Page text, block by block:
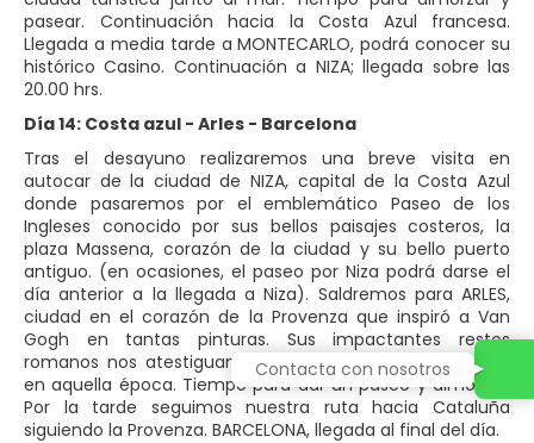
pasear. Continuación hacia la Costa Azul francesa.
Llegada a media tarde a MONTECARLO, podrá conocer su
histórico Casino. Continuación a NIZA; llegada sobre las
20.00 hrs.
Día 14: Costa azul - Arles - Barcelona
Tras el desayuno realizaremos una breve visita en
autocar de la ciudad de NIZA, capital de la Costa Azul
donde pasaremos por el emblemático Paseo de los
Ingleses conocido por sus bellos paisajes costeros, la
plaza Massena, corazón de la ciudad y su bello puerto
antiguo. (en ocasiones, el paseo por Niza podrá darse el
día anterior a la llegada a Niza). Saldremos para ARLES,
ciudad en el corazón de la Provenza que inspiró a Van
Gogh en tantas pinturas. Sus impactantes restos
romanos nos atestiguan la importancia de esta ciudad
en aquella época. Tiempo para dar un paseo y almorzar.
Por la tarde seguimos nuestra ruta hacia Cataluña
siguiendo la Provenza. BARCELONA, llegada al final del día.
Contacta con nosotros